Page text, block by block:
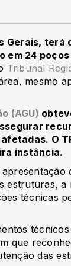
Gerais, terá
24
Tribunal
mesmo
(AGU)
O
instância.
estruturas,
técnicas
que
das